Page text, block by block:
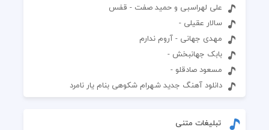
علی لهراسبی و حمید صفت - قفس
سالار عقیلی -
مهدی جهانی - آروم ندارم
بابک جهانبخش -
مسعود صادقلو -
دانلود آهنگ جدید شهرام شکوهی بنام یار نامرد
تبلیغات متنی